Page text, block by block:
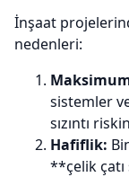
İnşaat
nedenleri:
Maksimum
sistemler
sızıntı
Hafiflik:
**çelik